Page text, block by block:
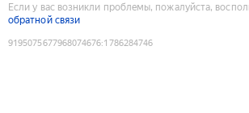
Если у вас возникли проблемы, пожалуйста,
обратной связи
9195075677968074676:1786284746